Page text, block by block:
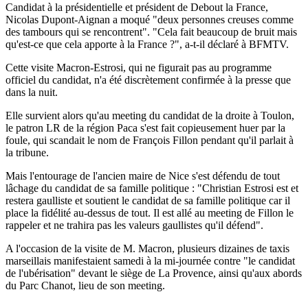
Candidat à la présidentielle et président de Debout la France,
Nicolas Dupont-Aignan a moqué "deux personnes creuses comme
des tambours qui se rencontrent". "Cela fait beaucoup de bruit mais
qu'est-ce que cela apporte à la France ?", a-t-il déclaré à BFMTV.
Cette visite Macron-Estrosi, qui ne figurait pas au programme
officiel du candidat, n'a été discrètement confirmée à la presse que
dans la nuit.
Elle survient alors qu'au meeting du candidat de la droite à Toulon,
le patron LR de la région Paca s'est fait copieusement huer par la
foule, qui scandait le nom de François Fillon pendant qu'il parlait à
la tribune.
Mais l'entourage de l'ancien maire de Nice s'est défendu de tout
lâchage du candidat de sa famille politique : "Christian Estrosi est et
restera gaulliste et soutient le candidat de sa famille politique car il
place la fidélité au-dessus de tout. Il est allé au meeting de Fillon le
rappeler et ne trahira pas les valeurs gaullistes qu'il défend".
A l'occasion de la visite de M. Macron, plusieurs dizaines de taxis
marseillais manifestaient samedi à la mi-journée contre "le candidat
de l'ubérisation" devant le siège de La Provence, ainsi qu'aux abords
du Parc Chanot, lieu de son meeting.